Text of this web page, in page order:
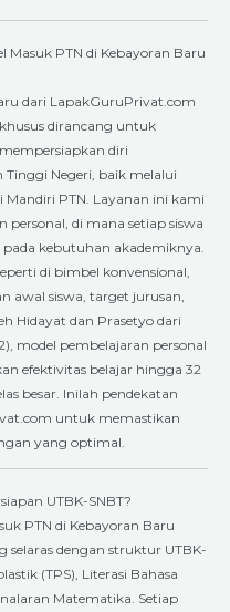
PTN di Kebayoran Baru
dari LapakGuruPrivat.com
dirancang untuk
diri
Negeri, baik melalui
Mandiri PTN. Layanan ini kami
personal, di mana setiap siswa
kebutuhan akademiknya.
di bimbel konvensional,
awal siswa, target jurusan,
Hidayat dan Prasetyo dari
model pembelajaran personal
efektivitas belajar hingga 32
besar. Inilah pendekatan
untuk memastikan
yang optimal.
UTBK-SNBT?
PTN di Kebayoran Baru
dengan struktur UTBK-
(TPS), Literasi Bahasa
Matematika. Setiap